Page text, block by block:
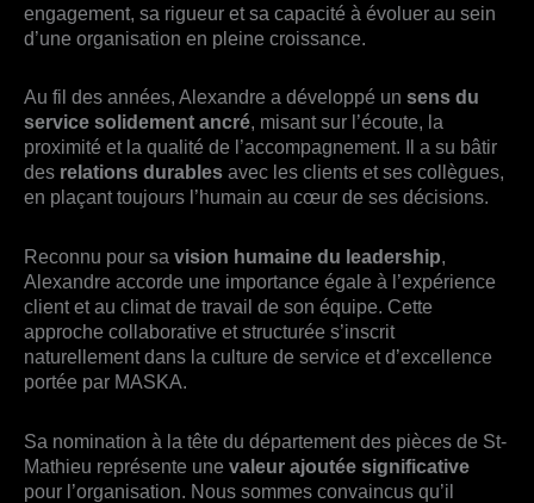
engagement, sa rigueur et sa capacité à évoluer au sein
d’une organisation en pleine croissance.
Au fil des années, Alexandre a développé un sens du
service solidement ancré, misant sur l’écoute, la
proximité et la qualité de l’accompagnement. Il a su bâtir
des relations durables avec les clients et ses collègues,
en plaçant toujours l’humain au cœur de ses décisions.
Reconnu pour sa vision humaine du leadership,
Alexandre accorde une importance égale à l’expérience
client et au climat de travail de son équipe. Cette
approche collaborative et structurée s’inscrit
naturellement dans la culture de service et d’excellence
portée par MASKA.
Sa nomination à la tête du département des pièces de St-
Mathieu représente une valeur ajoutée significative
pour l’organisation. Nous sommes convaincus qu’il